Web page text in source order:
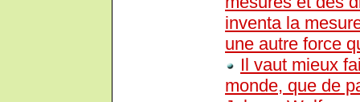
inventa la
une autre force
Il vaut mieux
monde, que de